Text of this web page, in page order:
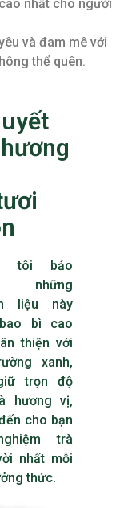
nhất cho người
và đam mê với
thể quên.
tôi bảo
những
liệu này
bì cao
thiện với
xanh,
trọn độ
hương vị,
cho bạn
trà
nhất mỗi
thức.